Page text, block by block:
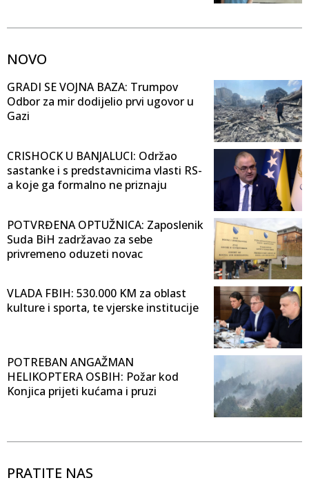
NOVO
GRADI SE VOJNA BAZA: Trumpov
Odbor za mir dodijelio prvi ugovor u
Gazi
CRISHOCK U BANJALUCI: Održao
sastanke i s predstavnicima vlasti RS-
a koje ga formalno ne priznaju
POTVRĐENA OPTUŽNICA: Zaposlenik
Suda BiH zadržavao za sebe
privremeno oduzeti novac
VLADA FBIH: 530.000 KM za oblast
kulture i sporta, te vjerske institucije
POTREBAN ANGAŽMAN
HELIKOPTERA OSBIH: Požar kod
Konjica prijeti kućama i pruzi
PRATITE NAS